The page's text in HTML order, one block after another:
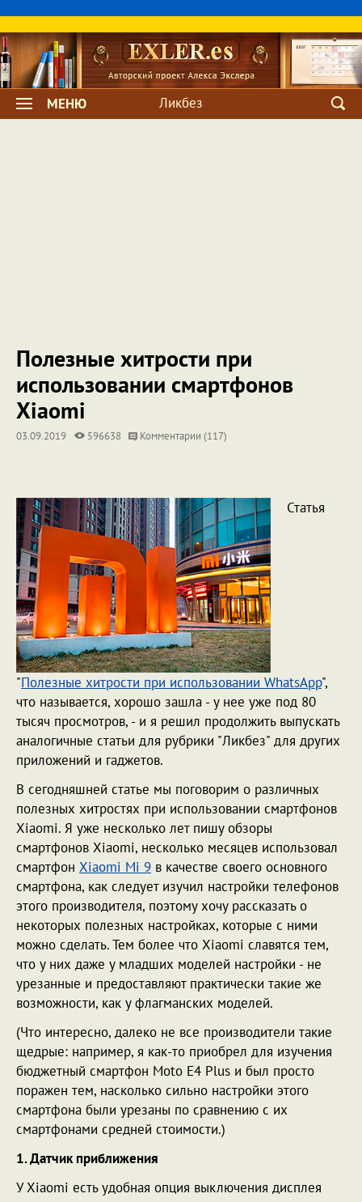
МЕНЮ Ликбез
Полезные хитрости при
использовании смартфонов
Xiaomi
03.09.2019 596638 Комментарии (117)
Статья
"Полезные хитрости при использовании WhatsApp",
что называется, хорошо зашла - у нее уже под 80
тысяч просмотров, - и я решил продолжить выпускать
аналогичные статьи для рубрики "Ликбез" для других
приложений и гаджетов.
В сегодняшней статье мы поговорим о различных
полезных хитростях при использовании смартфонов
Xiaomi. Я уже несколько лет пишу обзоры
смартфонов Xiaomi, несколько месяцев использовал
смартфон Xiaomi Mi 9 в качестве своего основного
смартфона, как следует изучил настройки телефонов
этого производителя, поэтому хочу рассказать о
некоторых полезных настройках, которые с ними
можно сделать. Тем более что Xiaomi славятся тем,
что у них даже у младших моделей настройки - не
урезанные и предоставляют практически такие же
возможности, как у флагманских моделей.
(Что интересно, далеко не все производители такие
щедрые: например, я как-то приобрел для изучения
бюджетный смартфон Moto E4 Plus и был просто
поражен тем, насколько сильно настройки этого
смартфона были урезаны по сравнению с их
смартфонами средней стоимости.)
1. Датчик приближения
У Xiaomi есть удобная опция выключения дисплея